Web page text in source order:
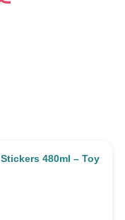
480ml – Toy